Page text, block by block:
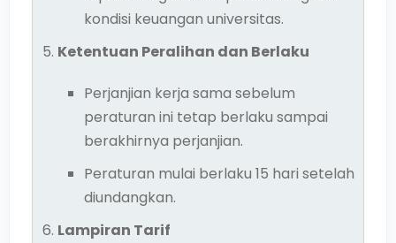
kondisi keuangan universitas.
Ketentuan Peralihan dan Berlaku
Perjanjian kerja sama sebelum
peraturan ini tetap berlaku sampai
berakhirnya perjanjian.
Peraturan mulai berlaku 15 hari setelah
diundangkan.
Lampiran Tarif